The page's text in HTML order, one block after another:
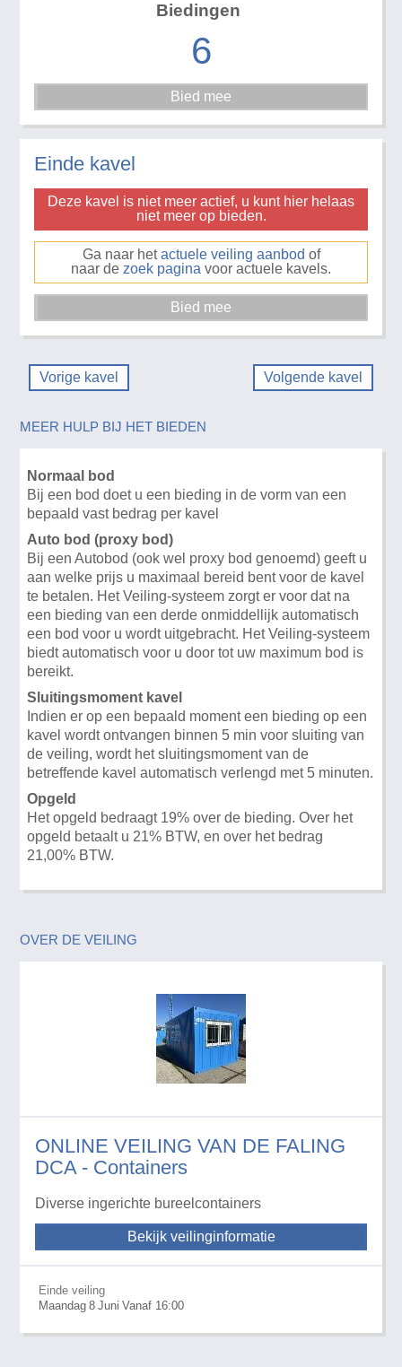
Biedingen
6
Einde kavel
Deze kavel is niet meer actief, u kunt hier helaas
niet meer op bieden.
Ga naar hetactuele veiling aanbod of
naar de zoek pagina voor actuele kavels.
Vorige kavel Volgende kavel
MEER HULP BIJ HET BIEDEN
Normaal bod
Bij een bod doet u een bieding in de vorm van een
bepaald vast bedrag per kavel
Auto bod (proxy bod)
Bij een Autobod (ook wel proxy bod genoemd) geeft u
aan welke prijs u maximaal bereid bent voor de kavel
te betalen. Het Veiling-systeem zorgt er voor dat na
een bieding van een derde onmiddellijk automatisch
een bod voor u wordt uitgebracht. Het Veiling-systeem
biedt automatisch voor u door tot uw maximum bod is
bereikt.
Sluitingsmoment kavel
Indien er op een bepaald moment een bieding op een
kavel wordt ontvangen binnen 5 min voor sluiting van
de veiling, wordt het sluitingsmoment van de
betreffende kavel automatisch verlengd met 5 minuten.
Opgeld
Het opgeld bedraagt 19% over de bieding. Over het
opgeld betaalt u 21% BTW, en over het bedrag
21,00% BTW.
OVER DE VEILING
ONLINE VEILING VAN DE FALING
DCA - Containers
Diverse ingerichte bureelcontainers
Bekijk veilinginformatie
Einde veiling
Maandag 8 Juni Vanaf 16:00